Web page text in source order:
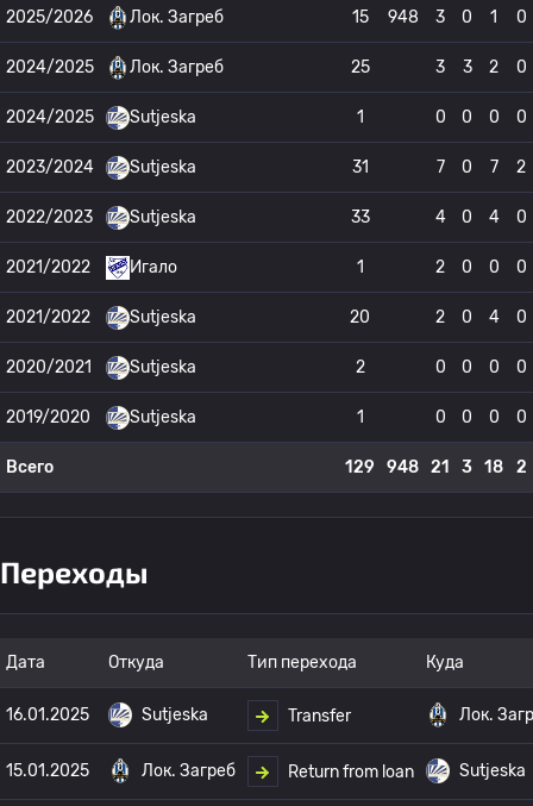
2025/2026 Лок. Загреб 15 948 3 0 1 0
2024/2025 Лок. Загреб 25 3 3 2 0
2024/2025 Sutjeska 1 0 0 0 0
2023/2024 Sutjeska 31 7 0 7 2
2022/2023 Sutjeska 33 4 0 4 0
2021/2022 Игало 1 2 0 0 0
2021/2022 Sutjeska 20 2 0 4 0
2020/2021 Sutjeska 2 0 0 0 0
2019/2020 Sutjeska 1 0 0 0 0
Всего 129 948 21 3 18 2
Переходы
Дата Откуда Тип перехода Куда
16.01.2025 Sutjeska Transfer Лок.
15.01.2025 Лок. Загреб Return from loan Sutjeska